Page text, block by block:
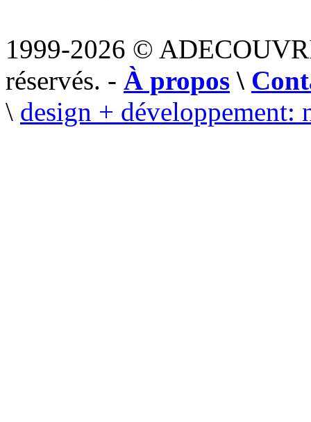
1999-2026 ©
réservés. - À propos \
\ design + développement: